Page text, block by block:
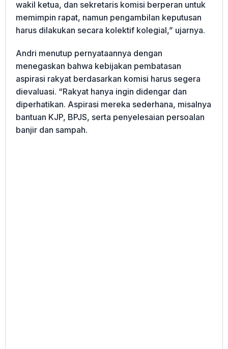
wakil ketua, dan sekretaris komisi berperan untuk
memimpin rapat, namun pengambilan keputusan
harus dilakukan secara kolektif kolegial,” ujarnya.
Andri menutup pernyataannya dengan
menegaskan bahwa kebijakan pembatasan
aspirasi rakyat berdasarkan komisi harus segera
dievaluasi. “Rakyat hanya ingin didengar dan
diperhatikan. Aspirasi mereka sederhana, misalnya
bantuan KJP, BPJS, serta penyelesaian persoalan
banjir dan sampah.